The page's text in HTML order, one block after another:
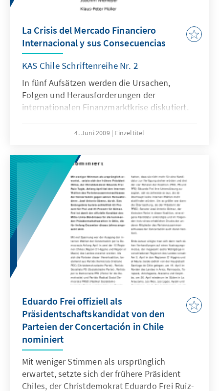
La Crisis del Mercado Financiero
Internacional y sus Consecuencias
KAS Chile Schriftenreihe Nr. 2
In fünf Aufsätzen werden die Ursachen,
Folgen und Herausforderungen der
internationalen Finanzmarktkrise diskutiert.
4. Juni 2009 Einzeltitel
Eduardo Frei offiziell als
Präsidentschaftskandidat von den
Parteien der Concertación in Chile
nominiert
Mit weniger Stimmen als ursprünglich
erwartet, setzte sich der frühere Präsident
Chiles, der Christdemokrat Eduardo Frei Ruiz-